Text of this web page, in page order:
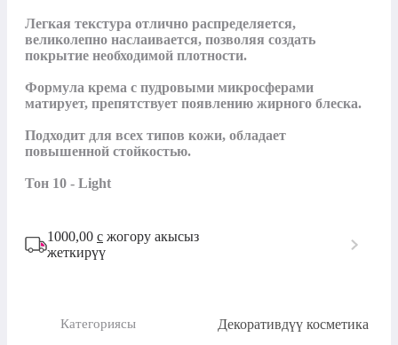
Легкая текстура отлично распределяется,
великолепно наслаивается, позволяя создать
покрытие необходимой плотности.
Формула крема с пудровыми микросферами
матирует, препятствует появлению жирного блеска.
Подходит для всех типов кожи, обладает
повышенной стойкостью.
Тон 10 - Light
1000,00 с жогору акысыз
жеткирүү
Категориясы Декоративдүү косметика